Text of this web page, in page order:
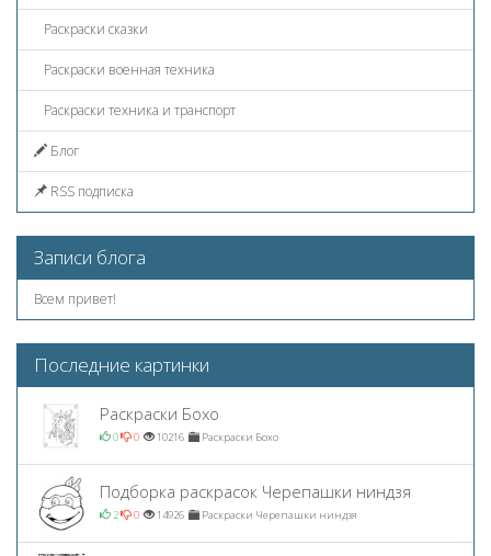
Раскраски сказки
Раскраски военная техника
Раскраски техника и транспорт
Блог
RSS подписка
Записи блога
Всем привет!
Последние картинки
Раскраски Бохо
0 0 10216 Раскраски Бохо
Подборка раскрасок Черепашки ниндзя
2 0 14926 Раскраски Черепашки ниндзя